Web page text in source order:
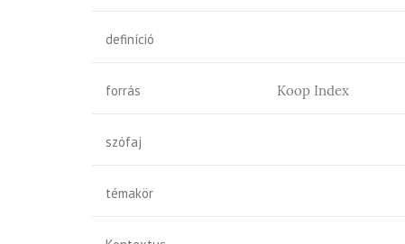
definíció
forrás Koop Index
szófaj
témakör